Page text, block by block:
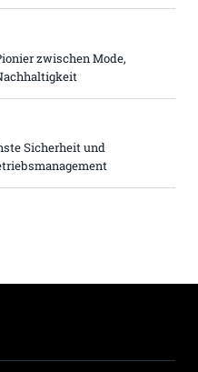
zwischen Mode,
Sicherheit und